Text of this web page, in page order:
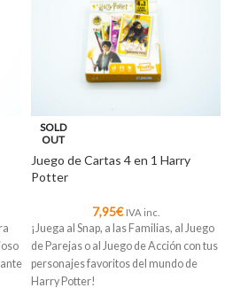
SOLD
OUT
Juego de Cartas 4 en 1 Harry
Potter
7,95€ IVA inc.
¡Juega al Snap, a las Familias, al Juego
de Parejas o al Juego de Acción con tus
personajes favoritos del mundo de
Harry Potter!